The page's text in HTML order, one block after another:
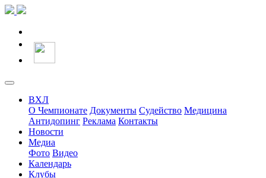
ВХЛ
О Чемпионате Документы Судейство Медицина
Антидопинг Реклама Контакты
Новости
Медиа
Фото Видео
Календарь
Клубы